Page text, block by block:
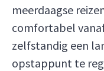
meerdaagse
comfortabel
zelfstandig een
opstappunt te